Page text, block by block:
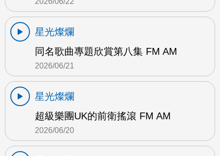
星光燦爛
同名歌曲專題欣賞第八集 FM AM
2026/06/21
星光燦爛
超級樂團UK的前衛搖滾 FM AM
2026/06/20